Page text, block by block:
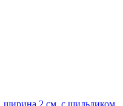
2 см, с шильдиком